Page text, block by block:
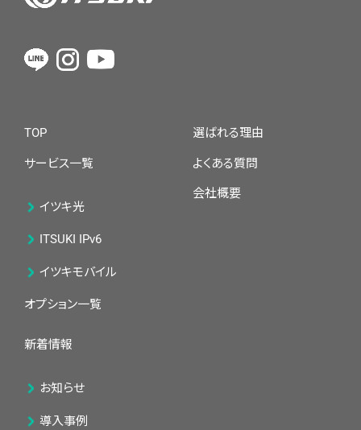
TOP
サービス一覧
イツキ光
ITSUKI IPv6
イツキモバイル
オプション一覧
新着情報
お知らせ
導入事例
選ばれる理由
よくある質問
会社概要